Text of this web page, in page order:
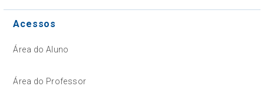
Acessos
Área do Aluno
Área do Professor